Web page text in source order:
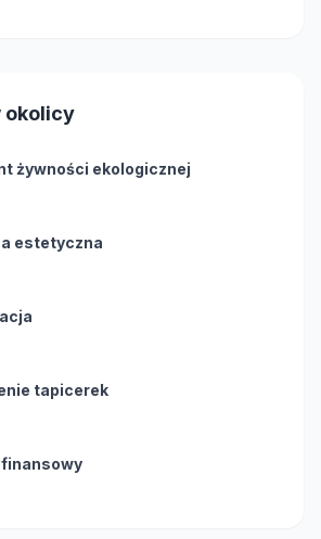
okolicy
żywności ekologicznej
estetyczna
tapicerek